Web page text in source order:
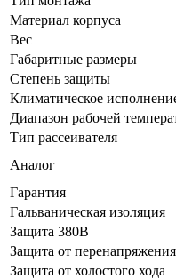
Материал корпуса
Вес
Габаритные размеры
Степень защиты
Климатическое
Диапазон рабочей
Тип рассеивателя
Аналог
Гарантия
Гальваническая изоляция
Защита 380В
Защита от перенапряжения
Защита от холостого хода